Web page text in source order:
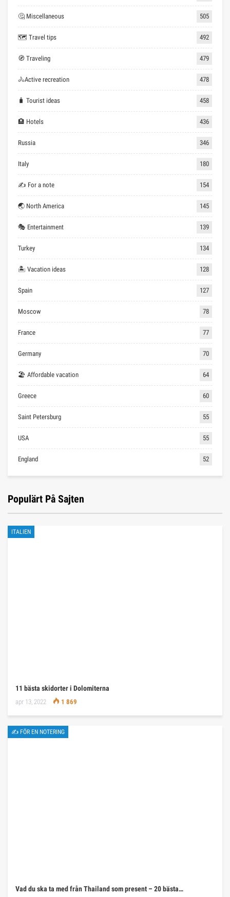
🤔 Miscellaneous 505
🗺 Travel tips 492
🧭 Traveling 479
🚴Active recreation 478
🧳 Tourist ideas 458
🏨 Hotels 436
Russia 346
Italy 180
✍ For a note 154
🌏 North America 145
🎭 Entertainment 139
Turkey 134
🏝 Vacation ideas 128
Spain 127
Moscow 78
France 77
Germany 70
🏖 Affordable vacation 64
Greece 60
Saint Petersburg 55
USA 55
England 52
Populärt På Sajten
ITALIEN
11 bästa skidorter i Dolomiterna
apr 13, 2022 1 869
✍ FÖR EN NOTERING
Vad du ska ta med från Thailand som present – 20 bästa…